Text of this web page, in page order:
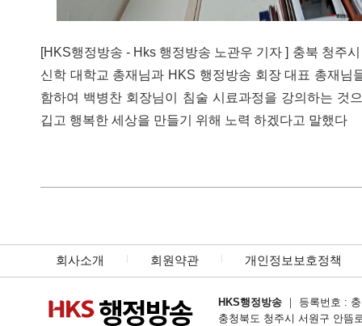
[HKS행정방송 - Hks 행정방송 노관우 기자 ] 충북 청주
신학 대학교 총재님과 HKS 행정방송 회장 대표 총재
함하여 백병찬 회장님이 침술 시료과정을 강의하는 것
깁고 행복한 세상을 만들기 위해 노력 하겠다고 말했다
회사소개 회원약관 개인정보보호정책
HKS행정방송 ｜ 등록번호 :
충청북도 청주시 서원구 안뜸